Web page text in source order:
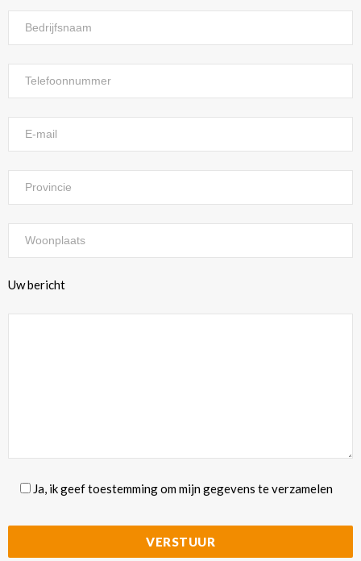
Uw bericht
Ja, ik geef toestemming om mijn gegevens te verzamelen